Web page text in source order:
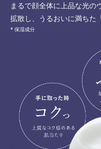
まるで顔全体に上品な光の
拡散し、うるおいに満ちた
保湿成分